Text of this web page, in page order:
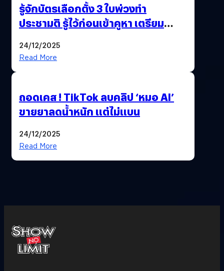
รู้จักบัตรเลือกตั้ง 3 ใบพ่วงทำ
ประชามติ รู้ไว้ก่อนเข้าคูหา เตรียม
24/12/2025
Read More
ถอดเคส ! TikTok ลบคลิป ‘หมอ AI’
ขายยาลดน้ำหนัก แต่ไม่แบน
24/12/2025
Read More